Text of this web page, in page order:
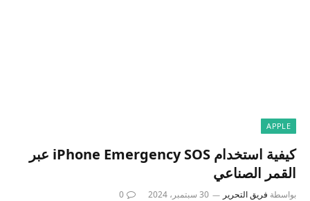
APPLE
كيفية استخدام iPhone Emergency SOS عبر
القمر الصناعي
بواسطة فريق التحرير 30 سبتمبر، 2024 0